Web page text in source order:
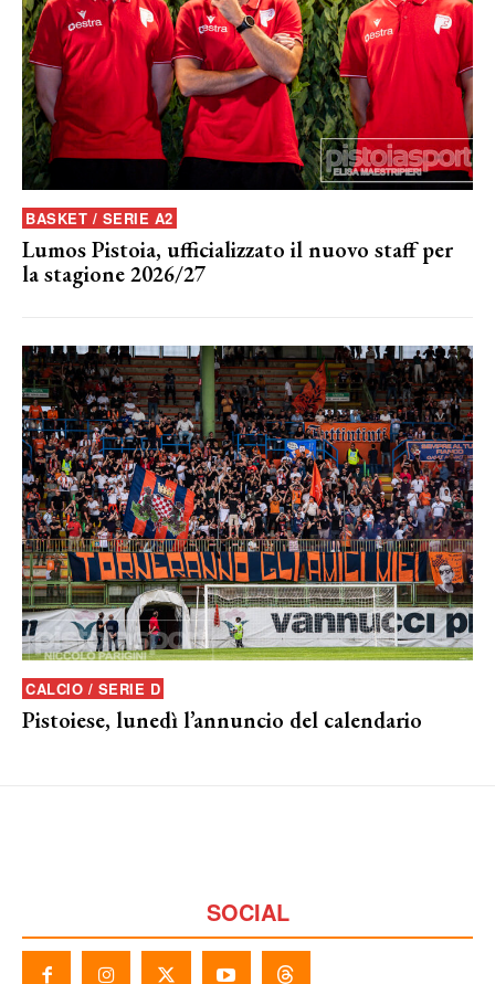
BASKET / SERIE A2
Lumos Pistoia, ufficializzato il nuovo staff per
la stagione 2026/27
CALCIO / SERIE D
Pistoiese, lunedì l’annuncio del calendario
SOCIAL